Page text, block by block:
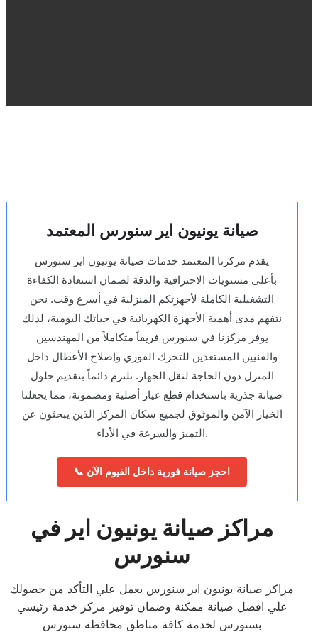
صيانة يونيون اير سنورس المعتمد
يقدم مركزنا المعتمد خدمات صيانة يونيون اير سنورس
بأعلى مستويات الاحترافية والدقة لضمان استعادة الكفاءة
التشغيلية الكاملة لأجهزتكم المنزلية في أسرع وقت. نحن
نتفهم مدى أهمية الأجهزة الكهربائية في حياتك اليومية، لذلك
يوفر مركزنا في سنورس فريقاً متكاملاً من المهندسين
والفنيين المستعدين للتحرك الفوري وإصلاح الأعطال داخل
المنزل دون الحاجة لنقل الجهاز. نلتزم دائماً بتقديم حلول
صيانة جذرية باستخدام قطع غيار أصلية ومضمونة، مما يجعلنا
الخيار الآمن والموثوق لجميع سكان المركز الذين يبحثون عن
التميز والسرعة في الأداء.
📞 احجز صيانة فورية داخل الفيوم الآن
مراكز صيانة يونيون اير في
سنورس
مراكز صيانة يونيون اير سنورس يعمل علي التأكد من حصولك
علي افضل صيانة ممكنة وضمان توفير مركز خدمة رئيسي
بسنورس لخدمة كافة مناطق محافظة سنورس